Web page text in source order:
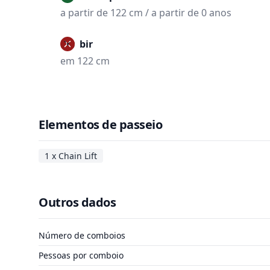
a partir de 122 cm / a partir de 0 anos
Proibir
em 122 cm
Elementos de passeio
1 x Chain Lift
Outros dados
Número de comboios
Pessoas por comboio